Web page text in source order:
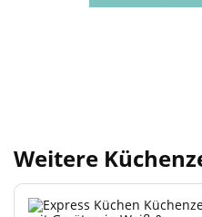
Weitere